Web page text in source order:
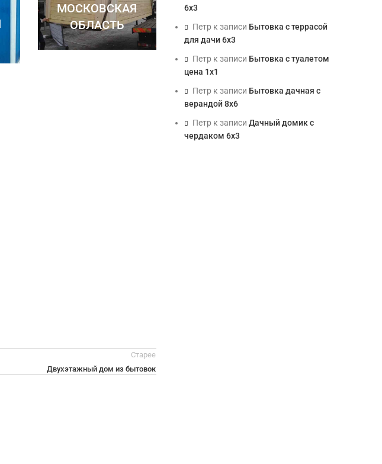
МОСКОВСКАЯ
ОБЛАСТЬ
Старее
Двухэтажный дом из бытовок
6х3
Петр к записи Бытовка с террасой
для дачи 6х3
Петр к записи Бытовка с туалетом
цена 1х1
Петр к записи Бытовка дачная с
верандой 8х6
Петр к записи Дачный домик с
чердаком 6х3